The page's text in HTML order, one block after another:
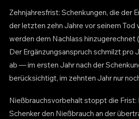
Zehnjahresfrist: Schenkungen, die der
der letzten zehn Jahre vor seinem Tod
werden dem Nachlass hinzugerechnet
Der Ergänzungsanspruch schmilzt pro
ab — im ersten Jahr nach der
berücksichtigt, im zehnten Jahr nur
Nießbrauchsvorbehalt stoppt die Frist:
Schenker den Nießbrauch an der